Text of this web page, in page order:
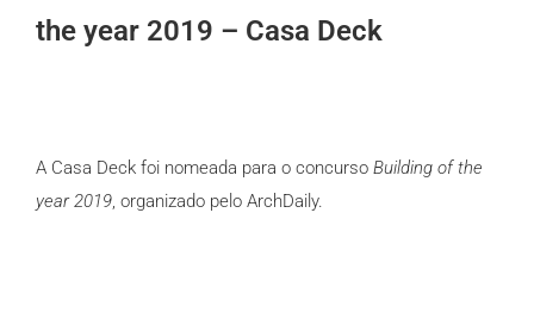
the year 2019 – Casa Deck
A Casa Deck foi nomeada para o concurso Building of the
year 2019, organizado pelo ArchDaily.